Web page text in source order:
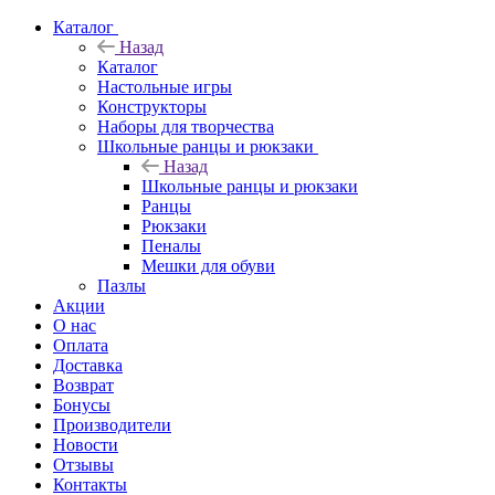
Каталог
Назад
Каталог
Настольные игры
Конструкторы
Наборы для творчества
Школьные ранцы и рюкзаки
Назад
Школьные ранцы и рюкзаки
Ранцы
Рюкзаки
Пеналы
Мешки для обуви
Пазлы
Акции
О нас
Оплата
Доставка
Возврат
Бонусы
Производители
Новости
Отзывы
Контакты